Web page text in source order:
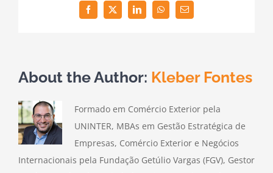
FacebookTwitterLinkedInWhatsAppEmail
About the Author: Kleber Fontes
Formado em Comércio Exterior pela
UNINTER, MBAs em Gestão Estratégica de
Empresas, Comércio Exterior e Negócios
Internacionais pela Fundação Getúlio Vargas (FGV), Gestor